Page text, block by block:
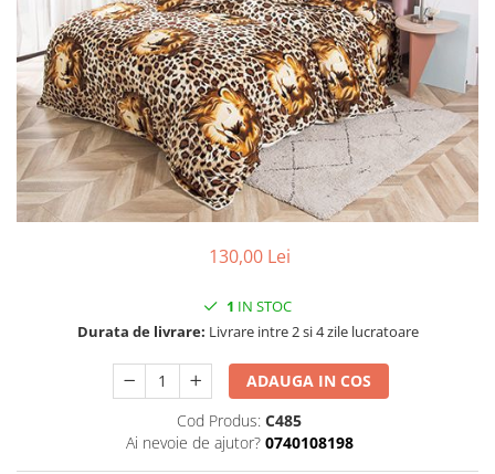
130,00 Lei
1 IN STOC
Durata de livrare: Livrare intre 2 si 4 zile lucratoare
ADAUGA IN COS
Cod Produs: C485
Ai nevoie de ajutor? 0740108198